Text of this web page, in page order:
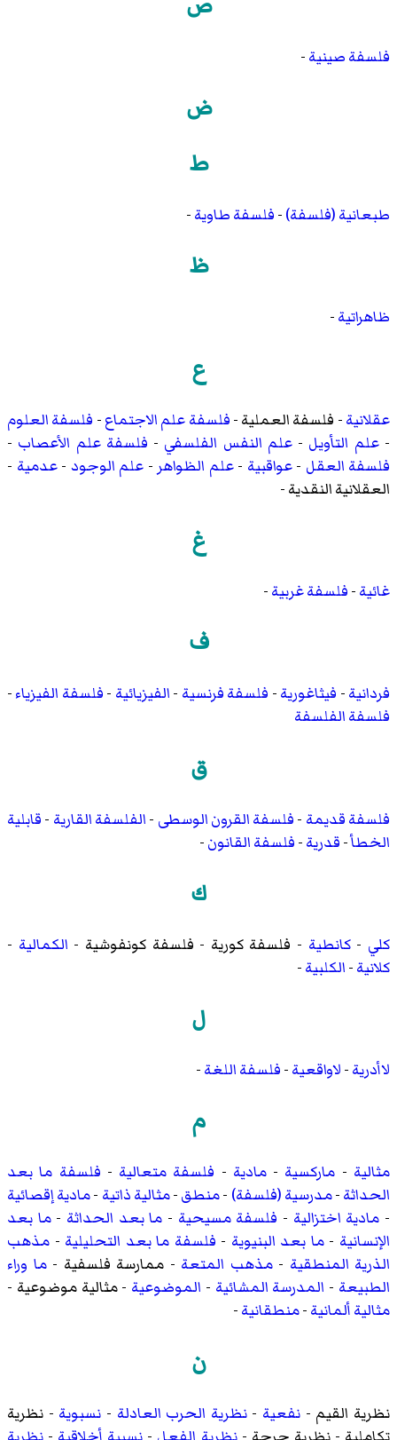
فلسفة صينية-
ض
ط
طبعانية (فلسفة)-فلسفة طاوية-
ظ
ظاهراتية-
ع
عقلانية- فلسفة العملية-فلسفة علم الاجتماع- فلسفة العلوم
-علم التأويل -علم النفس الفلسفي - فلسفة علم الأعصاب -
فلسفة العقل -عواقبية -علم الظواهر - علم الوجود -عدمية -
العقلانية النقدية-
غ
غائية-فلسفة غربية-
ف
فردانية- فيثاغورية- فلسفة فرنسية -الفيزيائية -فلسفة الفيزياء-
فلسفة الفلسفة
ق
فلسفة قديمة -فلسفة القرون الوسطى -الفلسفة القارية -قابلية
الخطأ-قدرية-فلسفة القانون-
ك
كلي -كانطية - فلسفة كورية - فلسفة كونفوشية - الكمالية -
كلانية-الكلبية-
ل
لاأدرية-لاواقعية-فلسفة اللغة-
م
مثالية - ماركسية -مادية - فلسفة متعالية - فلسفة ما بعد
الحداثة-مدرسية (فلسفة) -منطق-مثالية ذاتية -مادية إقصائية
- مادية اختزالية - فلسفة مسيحية - ما بعد الحداثة -ما بعد
الإنسانية -ما بعد البنيوية - فلسفة ما بعد التحليلية - مذهب
الذرية المنطقية -مذهب المتعة - ممارسة فلسفية -ما وراء
الطبيعة - المدرسة المشائية - الموضوعية -مثالية موضوعية -
مثالية ألمانية-منطقانية-
ن
نظرية القيم - نفعية -نظرية الحرب العادلة - نسبوية - نظرية